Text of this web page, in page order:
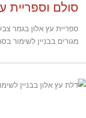
סולם וספריית
ספריית עץ אלון בגמר
מגורים בבניין לשימור